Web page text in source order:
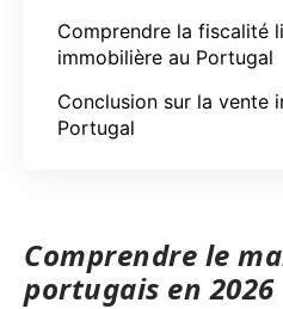
Comprendre la fiscalité
immobilière au Portugal
Conclusion sur la vente
Portugal
Comprendre le
portugais en 2026